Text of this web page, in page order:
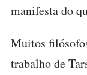
manifesta do
Muitos
trabalho de